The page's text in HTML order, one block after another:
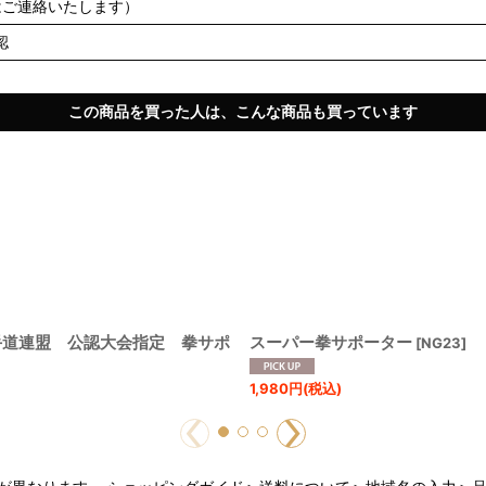
連絡いたします）
この商品を買った人は、こんな商品も買っています
道連盟 公認大会指定 拳サポ
スーパー拳サポーター [NG23]
1,980円(税込)